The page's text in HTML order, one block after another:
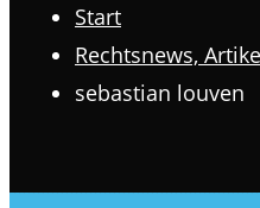
Start
Rechtsnews,
sebastian louven